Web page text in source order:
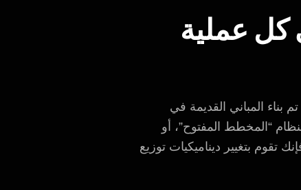
كل عملية
المباني القديمة في
“المخطط المفتوح”، أو
بتغيير ديناميكيات توزيع